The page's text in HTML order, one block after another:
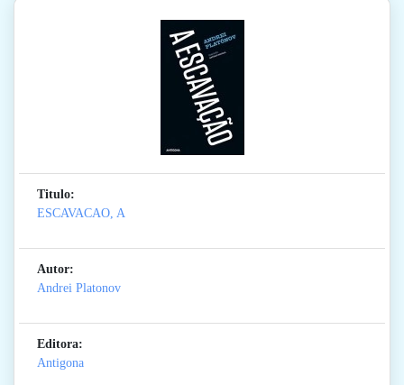
Titulo:
ESCAVACAO, A
Autor:
Andrei Platonov
Editora:
Antigona